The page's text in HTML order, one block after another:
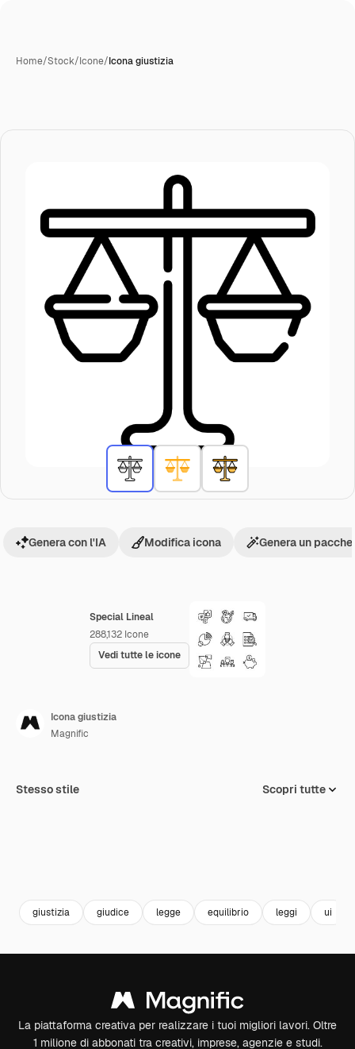
Home/Stock/Icone/Icona giustizia
Special Lineal
288,132 Icone
Vedi tutte le icone
Genera con l'IA Modifica icona Genera un
Icona giustizia
Magnific
Stesso stile Scopri tutte
giustizia giudice legge equilibrio leggi ui
La piattaforma creativa per realizzare i tuoi migliori lavori. Oltre
1 milione di abbonati tra creativi, imprese, agenzie e studi.